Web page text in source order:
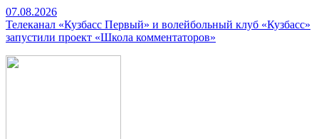
07.08.2026
Телеканал «Кузбасс Первый» и волейбольный клуб «Кузбасс»
запустили проект «Школа комментаторов»